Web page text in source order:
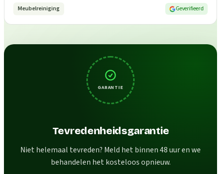
Meubelreiniging Geverifieerd
GARANTIE
Tevredenheidsgarantie
Niet helemaal tevreden? Meld het binnen 48 uur en we
behandelen het kosteloos opnieuw.